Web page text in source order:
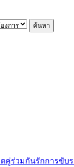
ค้นหา
ร่วมกันรักการขับ